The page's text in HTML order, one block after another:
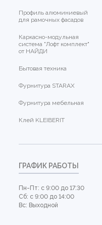
Профиль алюминиевый
для рамочных фасадов
Каркасно-модульная
система "Лофт комплект"
от НАЙДИ
Бытовая техника
Фурнитура STARAX
Фурнитура мебельная
Клей KLEIBERIT
ГРАФИК РАБОТЫ
Пн-Пт: с 9:00 до 17:30
Сб: с 9:00 до 14:00
Вс: Выходной